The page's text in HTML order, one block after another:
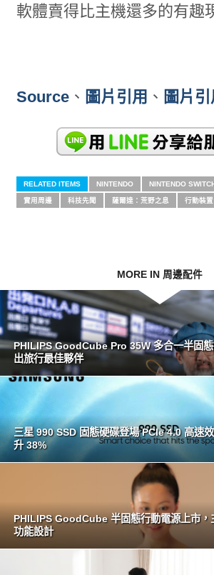
軟體賣得比主機還多的有趣
Source、 圖片引用 、 圖片引
RELATED ITEMS NINTENDO NINTENDO
實用周邊 科技先聞 薩爾達：荒野之息 行動裝置
MORE IN 周邊配件
PHILIPS GoodCube Pro 35W 多合一半固
出旅行最佳夥伴
三星 990 SSD 固態硬碟登場 PCIe 4.0 高速
升 38%
PHILIPS GoodCube 半固態行動電源上市，
功能設計